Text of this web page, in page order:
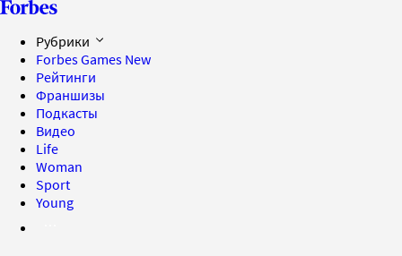
Рубрики
Forbes Games New
Рейтинги
Франшизы
Подкасты
Видео
Life
Woman
Sport
Young